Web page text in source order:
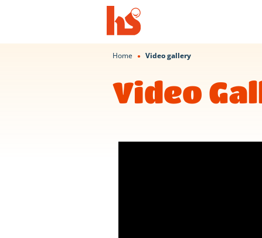
Home ● Video gallery
Video